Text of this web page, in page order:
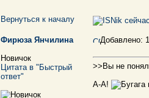
Вернуться к началу
Фирюза Янчилина
Новичок
Цитата в "Быстрый
ответ"
Добавлено: 1
>>Вы не
А-А!